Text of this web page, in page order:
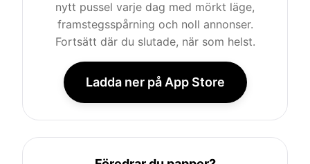
nytt pussel varje dag med mörkt läge,
framstegsspårning och noll annonser.
Fortsätt där du slutade, när som helst.
Ladda ner på App Store